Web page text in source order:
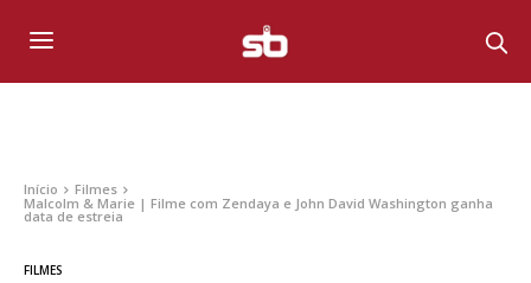
Início
Filmes
Malcolm & Marie | Filme com Zendaya e John David Washington ganha
data de estreia
FILMES